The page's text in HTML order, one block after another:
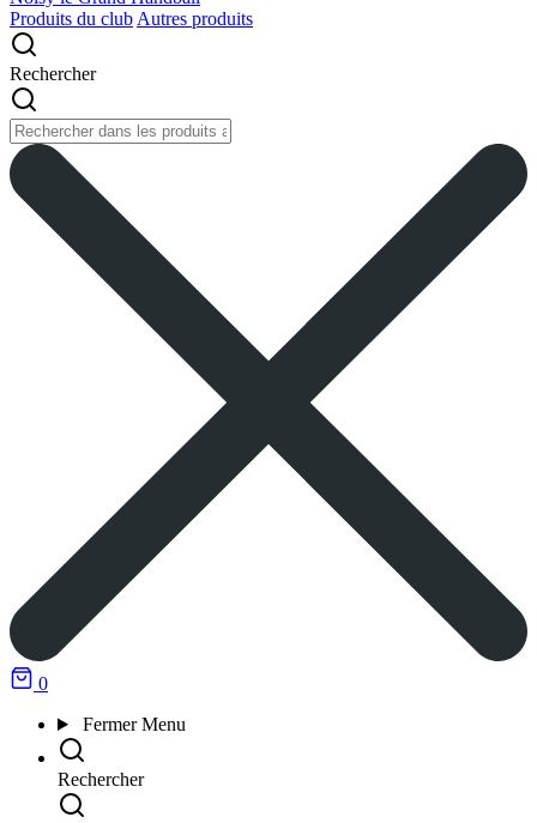
Produits du club Autres produits
Rechercher
0
Fermer Menu
Rechercher